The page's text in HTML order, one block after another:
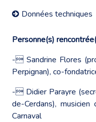
Données techniques
Personne(s)
- Sandrine Flores
Perpignan), co-
- Didier Parayre
de-Cerdans),
Carnaval